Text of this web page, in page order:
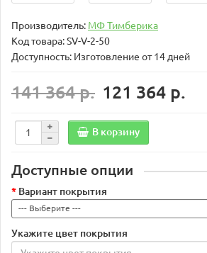
Производитель: МФ Тимберика
Код товара:SV-V-2-50
Доступность: Изготовление от 14 дней
141 364 р. 121 364 р.
В корзину
Доступные опции
Вариант покрытия
Укажите цвет покрытия